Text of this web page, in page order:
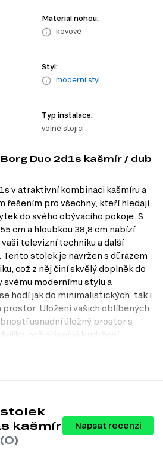
Material nohou:
kovové
Styl:
moderní styl
Typ instalace:
volně stojící
Duo 2d1s kašmír / dub
v atraktivní kombinaci kašmíru a
řešením pro všechny, kteří hledají
do svého obývacího pokoje. S
cm a hloubkou 38,8 cm nabízí
televizní techniku a další
stolek je navržen s důrazem
což z něj činí skvělý doplněk do
svému modernímu stylu a
hodí jak do minimalistických, tak i
Uložení vašich oblíbených
usnadní úložný prostor s
což přispívá k udržení
vašem obývacím pokoji. Navštivte
TV stolek je vybaven policemi,
umožní efektivně uskladnit všechny
aniž byste ztráceli přehled.
z dřevotřísky a přední strana z MDF
stolek
kašmír
(0)
Napsat recenzi